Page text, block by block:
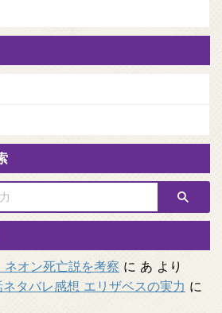
ネオン死亡説を考察 に あ より
タバレ感想 エリザベスの実力 に